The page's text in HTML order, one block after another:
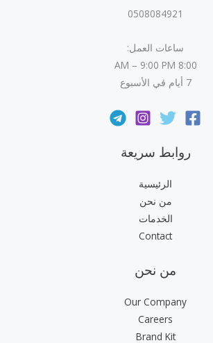
0508084921
ساعات العمل:
8:00 AM – 9:00 PM
7 أيام في الأسبوع
روابط سريعة
الرئيسية
من نحن
الخدمات
Contact
من نحن
Our Company
Careers
Brand Kit